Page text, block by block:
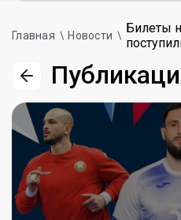
Главная Новости
Билеты